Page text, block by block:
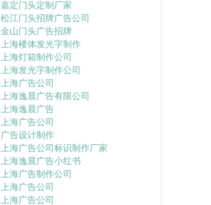
嘉定门头定制厂家
松江门头招牌广告公司
金山门头广告招牌
上海楼体发光字制作
上海灯箱制作公司
上海发光字制作公司
上海广告公司
上海逸晨广告有限公司
上海逸晨广告
上海广告公司
广告设计制作
上海广告公司标识制作厂家
上海逸晨广告小红书
上海广告制作公司
上海广告公司
上海广告公司